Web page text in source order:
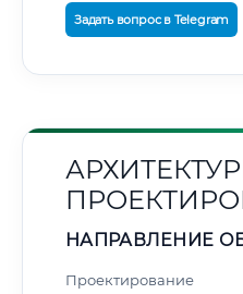
Задать вопрос в Telegram
НАПРАВЛЕНИЕ
Проектирование